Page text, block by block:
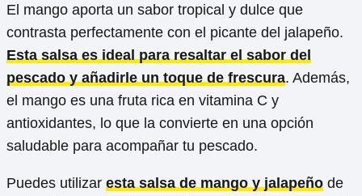
El mango aporta un sabor tropical y dulce que
contrasta perfectamente con el picante del jalapeño.
Esta salsa es ideal para resaltar el sabor del
pescado y añadirle un toque de frescura. Además,
el mango es una fruta rica en vitamina C y
antioxidantes, lo que la convierte en una opción
saludable para acompañar tu pescado.
Puedes utilizar esta salsa de mango y jalapeño de